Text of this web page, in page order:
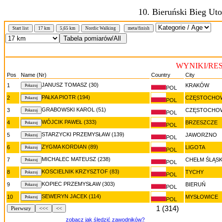
10. Bieruński Bieg
Start list 17 km 5,65 km Nordic Walking meta/finish
WYNIKI/
Pos Name (Nr) Country
City
1
JANUSZ TOMASZ (30) POL KRAKÓW
2 PAŁKA PIOTR (194) POL
3 GRABOWSKI KAROL (51) POL
4 WÓJCIK PAWEŁ (333) POL BRZESZCZE
5 STARZYCKI PRZEMYSŁAW (139) POL JAWORZNO
6 ZYGMA KORDIAN (89) POL LIGOTA
7 MICHALEC MATEUSZ (238) POL CHEŁM
8 KOSCIELNIK KRZYSZTOF (83) POL TYCHY
9 KOPIEC PRZEMYSŁAW (303) POL BIERUŃ
10 SEWERYN JACEK (114) POL MYSŁOWICE
Pierwszy <<< << 1 (314)
zobacz jak śledzić zawodników?